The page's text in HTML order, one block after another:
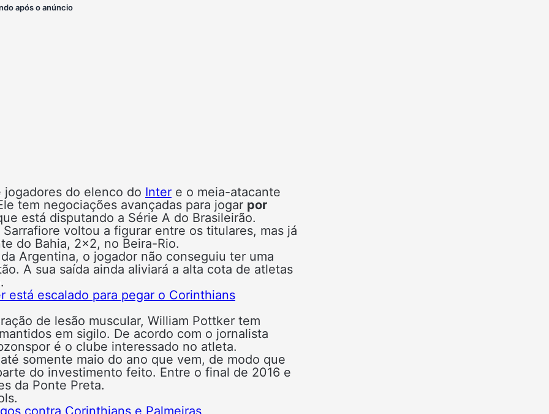
após o anúncio
jogadores do elenco do Inter e o meia-atacante
tem negociações avançadas para jogar por
está disputando a Série A do Brasileirão.
voltou a figurar entre os titulares, mas já
do Bahia, 2×2, no Beira-Rio.
Argentina, o jogador não conseguiu ter uma
A sua saída ainda aliviará a alta cota de atletas
escalado para pegar o Corinthians
de lesão muscular, William Pottker tem
em sigilo. De acordo com o jornalista
é o clube interessado no atleta.
somente maio do ano que vem, de modo que
do investimento feito. Entre o final de 2016 e
da Ponte Preta.
contra Corinthians e Palmeiras